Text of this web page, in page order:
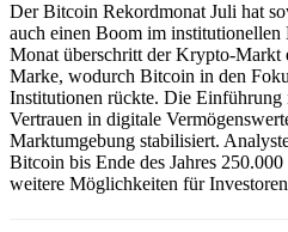
Der Bitcoin Rekordmonat Juli hat
auch einen Boom im
Monat überschritt der Krypto-
Marke, wodurch Bitcoin in den
Institutionen rückte. Die Einführung
Vertrauen in digitale
Marktumgebung stabilisiert.
Bitcoin bis Ende des Jahres
weitere Möglichkeiten für